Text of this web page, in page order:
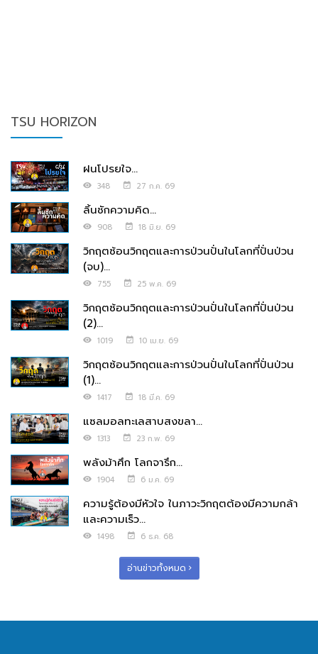
TSU HORIZON
ฝนโปรยใจ...
348 27 ก.ค. 69
ลิ้นชักความคิด...
908 18 มิ.ย. 69
วิกฤตซ้อนวิกฤตและการป่วนปั่นในโลกที่ปั่นป่วน
(จบ)...
755 25 พ.ค. 69
วิกฤตซ้อนวิกฤตและการป่วนปั่นในโลกที่ปั่นป่วน
(2)...
1019 10 เม.ย. 69
วิกฤตซ้อนวิกฤตและการป่วนปั่นในโลกที่ปั่นป่วน
(1)...
1417 18 มี.ค. 69
แซลมอลทะเลสาบสงขลา...
1313 23 ก.พ. 69
พลังม้าศึก โลกจารึก...
1904 6 ม.ค. 69
ความรู้ต้องมีหัวใจ ในภาวะวิกฤตต้องมีความกล้า
และความเร็ว...
1498 6 ธ.ค. 68
อ่านข่าวทั้งหมด